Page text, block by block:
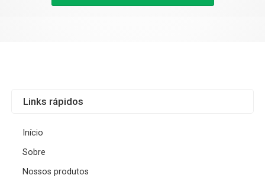
Links rápidos
Início
Sobre
Nossos produtos